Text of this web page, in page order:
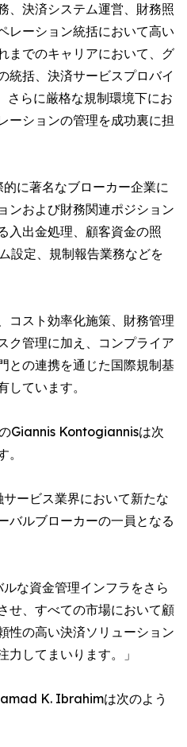
、決済システム運営、財務照
レーション統括において高い
までのキャリアにおいて、グ
統括、決済サービスプロバイ
さらに厳格な規制環境下にお
ーションの管理を成功裏に担
に著名なブローカー企業に
ンおよび財務関連ポジション
入出金処理、顧客資金の照
設定、規制報告業務などを
コスト効率化施策、財務管理
ク管理に加え、コンプライア
との連携を通じた国際規制基
ています。
Giannis Kontogiannisは次
サービス業界において新たな
バルブローカーの一員となる
な資金管理インフラをさら
せ、すべての市場において顧
性の高い決済ソリューション
力してまいります。」
K. Ibrahimは次のよう